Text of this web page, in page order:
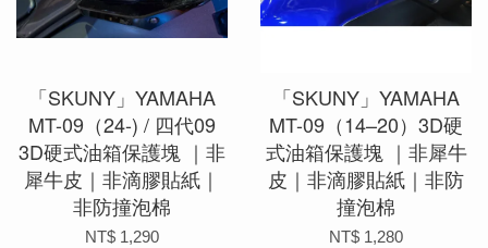
「SKUNY」YAMAHA
MT-09（24-) / 四代09
3D硬式油箱保護塊 ｜非
犀牛皮｜非滴膠貼紙｜
非防撞泡棉
NT$ 1,290
「SKUNY」YAMAHA
MT-09（14–20）3D硬
式油箱保護塊 ｜非犀牛
皮｜非滴膠貼紙｜非防
撞泡棉
NT$ 1,280